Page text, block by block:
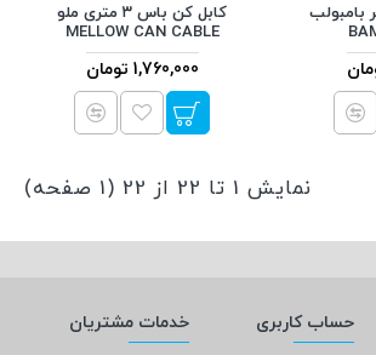
بامبولب
کابل کن باس ۳ متری ملو
MELLOW CAN CABLE
1,760,000 تومان
نمایش 1 تا 22 از 22 (1 صفحه)
حساب کاربری
خدمات مشتریان